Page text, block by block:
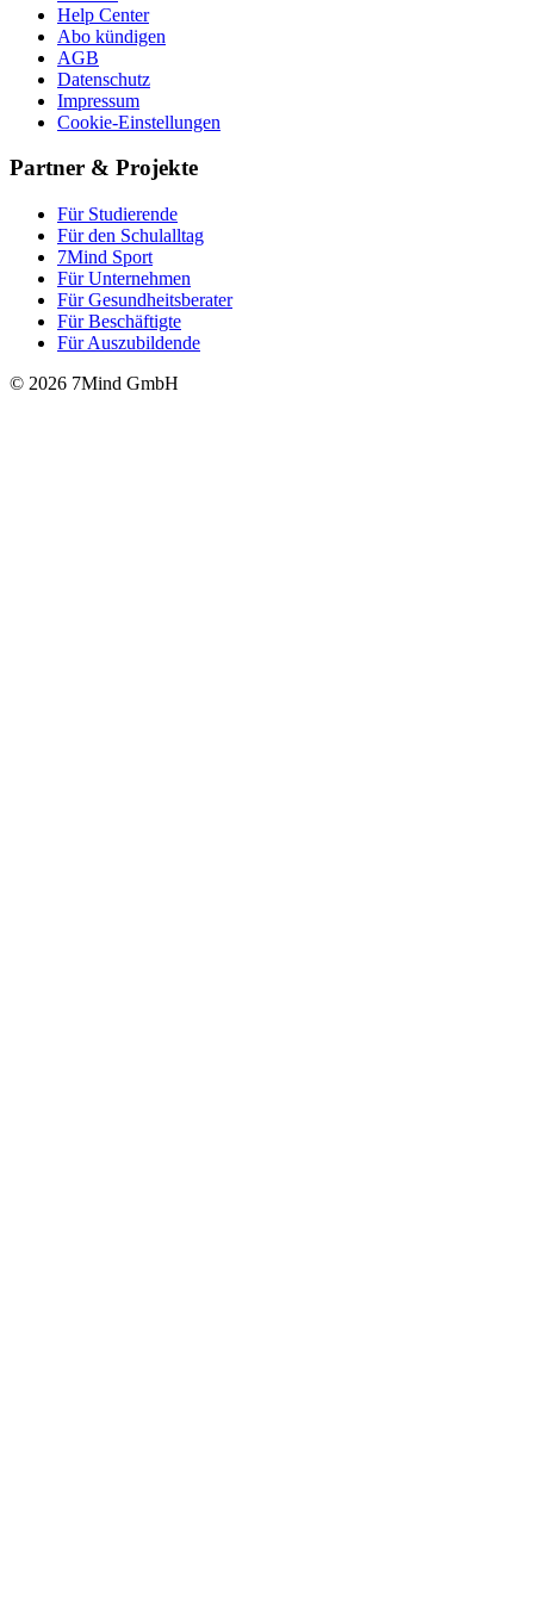
Help Center
Abo kündigen
AGB
Datenschutz
Impressum
Cookie-Einstellungen
Partner & Projekte
Für Stu­die­rende
Für den Schulalltag
7Mind Sport
Für Unter­neh­men
Für Gesund­heits­be­ra­ter
Für Beschäftigte
Für Auszubildende
© 2026 7Mind GmbH